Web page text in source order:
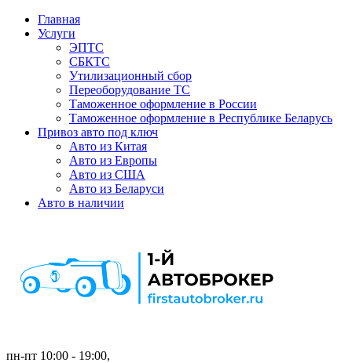
Главная
Услуги
ЭПТС
СБКТС
Утилизационный сбор
Переоборудование ТС
Таможенное оформление в России
Таможенное оформление в Республике Беларусь
Привоз авто под ключ
Авто из Китая
Авто из Европы
Авто из США
Авто из Беларуси
Авто в наличии
пн-пт 10:00 - 19:00,